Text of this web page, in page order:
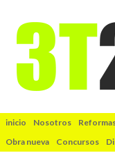
inicio Nosotros
Obra nueva
Concursos